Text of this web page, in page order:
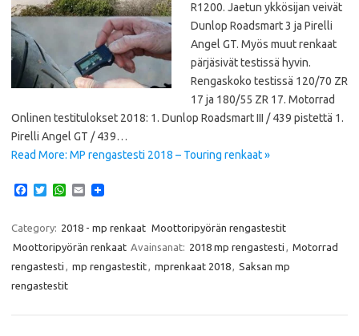
R1200. Jaetun ykkösijan veivät
Dunlop Roadsmart 3 ja Pirelli
Angel GT. Myös muut renkaat
pärjäsivät testissä hyvin.
Rengaskoko testissä 120/70 ZR
17 ja 180/55 ZR 17. Motorrad
Onlinen testitulokset 2018: 1. Dunlop Roadsmart III / 439 pistettä 1.
Pirelli Angel GT / 439…
Read More: MP rengastesti 2018 – Touring renkaat »
e
o
o
T
t
e
r
W
t
s
A
p
E
i
Category: 2018 - mp renkaat Moottoripyörän rengastestit
Moottoripyörän renkaat Avainsanat: 2018 mp rengastesti , Motorrad
rengastesti , mp rengastestit, mprenkaat 2018, Saksan mp
rengastestit